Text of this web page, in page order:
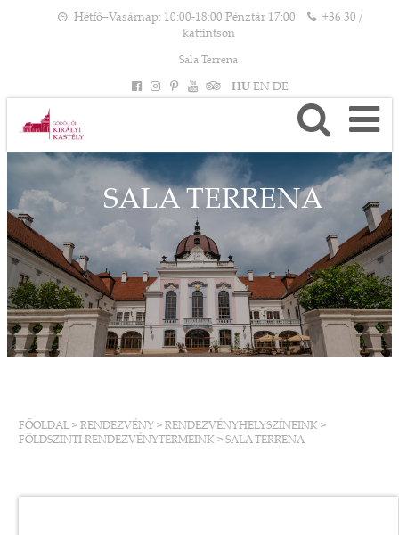
Hétfő–Vasárnap: 10:00-18:00 Pénztár 17:00
+36 30 /
kattintson
Sala Terrena
HU EN DE
SALA TERRENA
FŐOLDAL > RENDEZVÉNY > RENDEZVÉNYHELYSZÍNEINK >
FÖLDSZINTI RENDEZVÉNYTERMEINK > SALA TERRENA